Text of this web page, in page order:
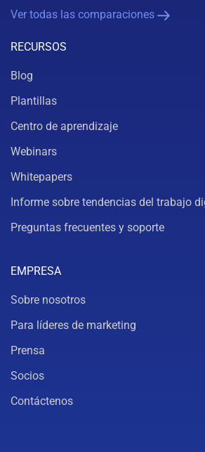
Ver todas las comparaciones
RECURSOS
Blog
Plantillas
Centro de aprendizaje
Webinars
Whitepapers
Informe sobre tendencias del trabajo
Preguntas frecuentes y soporte
EMPRESA
Sobre nosotros
Para líderes de marketing
Prensa
Socios
Contáctenos